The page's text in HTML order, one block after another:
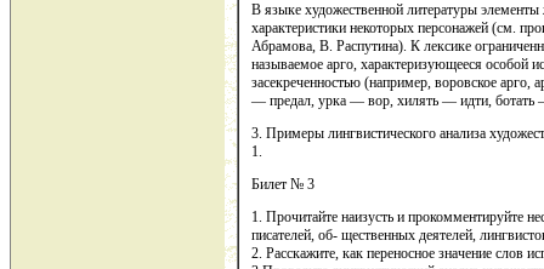
В языке художественной литературы
характеристики некоторых персонажей (см.
Абрамова, В. Распутина). К лексике
называемое арго, характеризующееся особой
засекреченностью (например, воровское
— предал, урка — вор, хилять — идти, ботать
3. Примеры лингвистического анализа
1.
Билет № 3
1. Прочитайте наизусть и прокомментируйте
писателей, об- щественных деятелей,
2. Расскажите, как переносное значение слов